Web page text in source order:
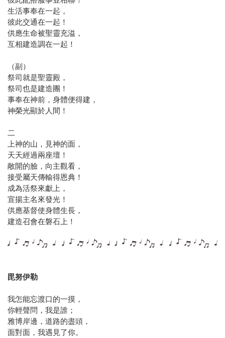
生活事奉在一起，
彼此交通在一起！
供應生命被聖靈充溢，
互相建造調在一起！
（副）
祭司就是聖靈殿，
祭司也是建造團！
事奉在神前，身體便得建，
神榮光顯於人間！
二
上神的山，見神的面，
天天經過兩座壇！
敞開的臉，向主觀看，
接受屬天傳輸得恩典！
成為活祭來獻上，
宣揚主名來發光！
供應基督使身體生長，
建造召會在磐石上！
毘努伊勒
我怎能忘渡口的一摸，
你輕聲問，我是誰；
雅博岸邊，道路的盡頭，
面對面，我遇見了你。